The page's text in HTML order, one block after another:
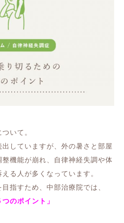
いて。
していますが、外の暑さと部屋
機能が崩れ、自律神経失調や体
る人が多くなっています。
指すため、中部治療院では、
のポイント」